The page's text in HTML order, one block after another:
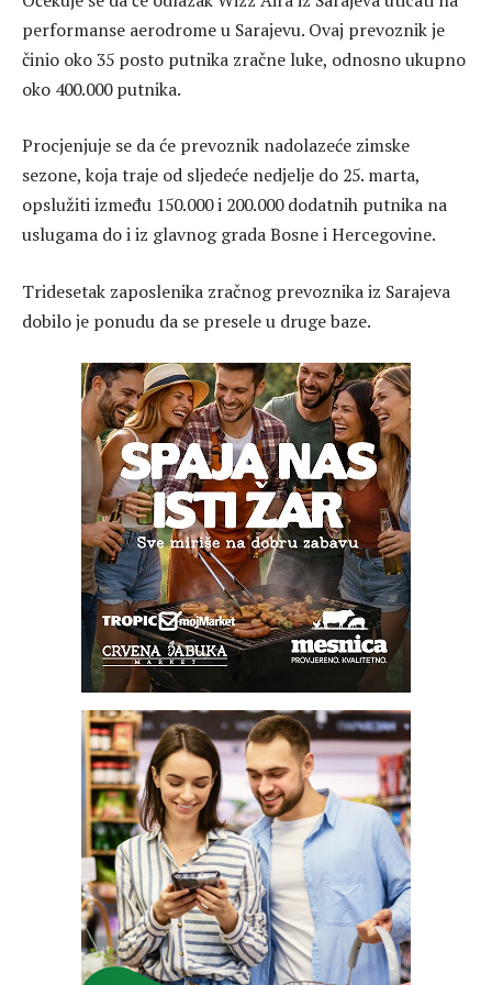
performanse aerodrome u Sarajevu. Ovaj prevoznik je
činio oko 35 posto putnika zračne luke, odnosno ukupno
oko 400.000 putnika.
Procjenjuje se da će prevoznik nadolazeće zimske
sezone, koja traje od sljedeće nedjelje do 25. marta,
opslužiti ​​između 150.000 i 200.000 dodatnih putnika na
uslugama do i iz glavnog grada Bosne i Hercegovine.
Tridesetak zaposlenika zračnog prevoznika iz Sarajeva
dobilo je ponudu da se presele u druge baze.